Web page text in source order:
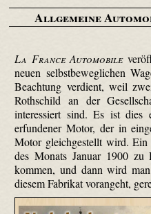
Allgemeine
La France Automobile
neuen selbst­beweg­lichen
Beachtung verdient, weil
Rothschild an der
interessiert sind. Es ist dies
erfundener Motor, der in
Motor gleichgestellt wird.
des Monats Januar 1900
kommen, und dann wird
diesem Fabrikat vorangeht,